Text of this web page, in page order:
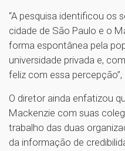
“A pesquisa identificou os
cidade de São Paulo e o
forma espontânea pela
universidade privada e,
feliz com essa percepção”,
O diretor ainda enfatizou
Mackenzie com suas
trabalho das duas
da informação de